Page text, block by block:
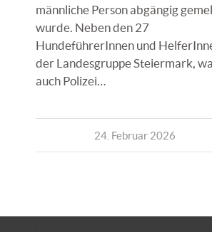
männliche Person abgängig
wurde. Neben den 27
HundeführerInnen und
der Landesgruppe Steiermark,
auch Polizei…
24. Februar 2026